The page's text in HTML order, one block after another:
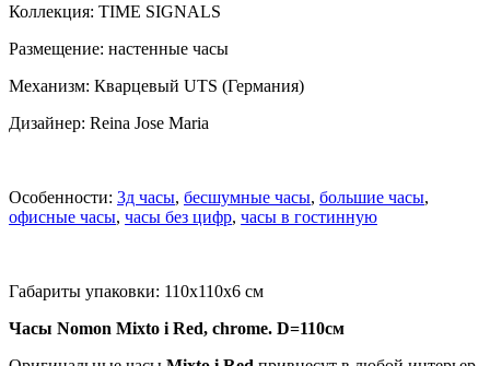
Коллекция: TIME SIGNALS
Размещение: настенные часы
Механизм: Кварцевый UTS (Германия)
Дизайнер: Reina Jose Maria
Особенности: 3д часы, бесшумные часы, большие часы,
офисные часы, часы без цифр, часы в гостинную
Габариты упаковки: 110x110x6 см
Часы Nomon Mixto i Red, chrome. D=110см